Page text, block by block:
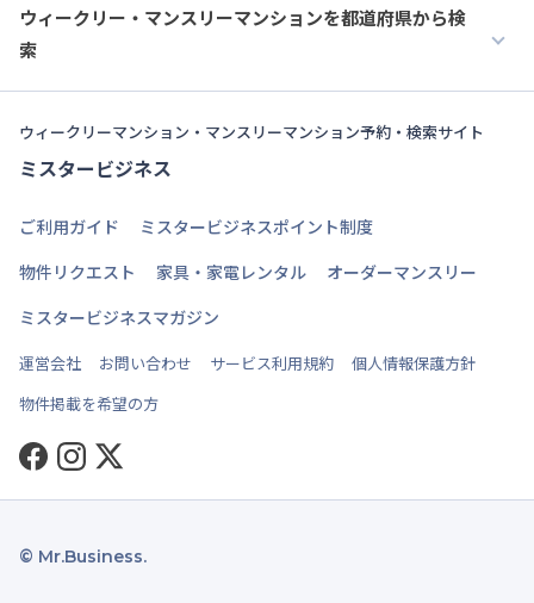
ウィークリー・マンスリーマンションを都道府県から検
索
ウィークリーマンション・マンスリーマンション予約・検索サイト
ミスタービジネス
ご利用ガイド
ミスタービジネスポイント制度
物件リクエスト
家具・家電レンタル
オーダーマンスリー
ミスタービジネスマガジン
運営会社 お問い合わせ サービス利用規約
個人情報保護方針
物件掲載を希望の方
Facebook
Instagram
Twitter
© Mr.Business.